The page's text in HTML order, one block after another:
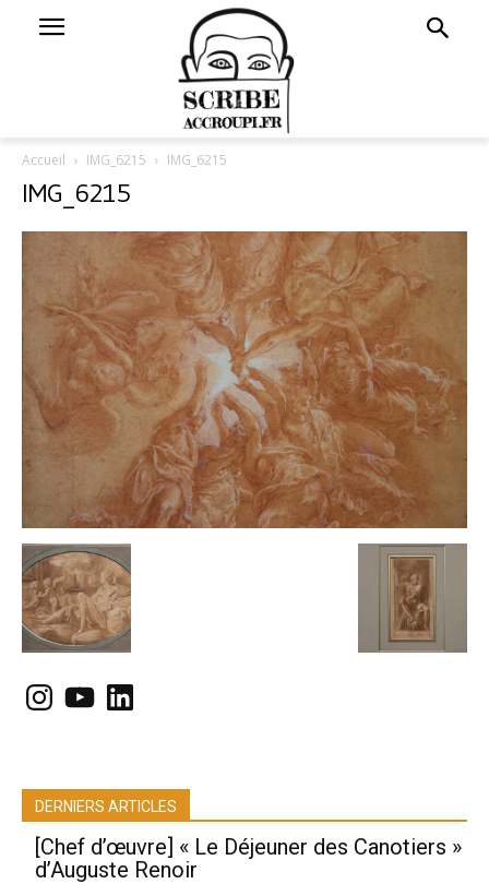
Accueil IMG_6215 IMG_6215
IMG_6215
Instagram
YouTubeLinkedIn
DERNIERS ARTICLES
[Chef d’œuvre] « Le Déjeuner des Canotiers »
d’Auguste Renoir